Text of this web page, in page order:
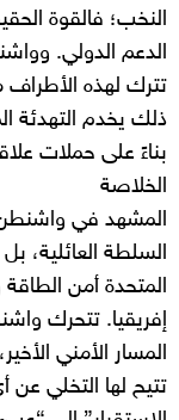
النخب؛ فالقوة
الدعم الدولي.
تترك لهذه الأطراف
ذلك يخدم التهدئة
بناءً على حملات
الخلاصة
المشهد في واشنطن
السلطة العائلية،
المتحدة أمن
إفريقيا. تتحرك
المسار الأمني
تتيح لها التخلي